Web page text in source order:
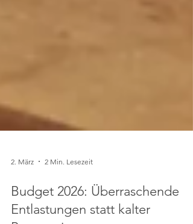
2. März 2 Min. Lesezeit
Budget 2026: Überraschende